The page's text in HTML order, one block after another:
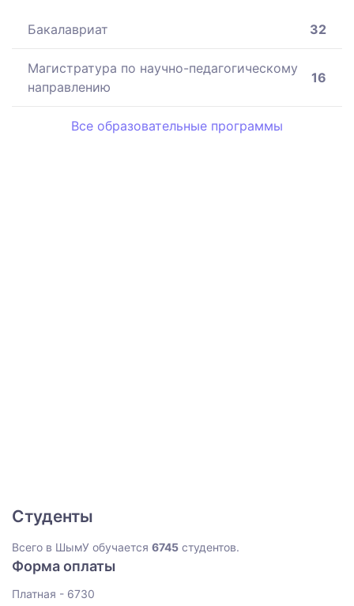
Бакалавриат 32
Магистратура по научно-педагогическому
направлению
16
Все образовательные программы
Студенты
Всего в ШымУ обучается 6745 студентов.
Форма оплаты
Платная - 6730